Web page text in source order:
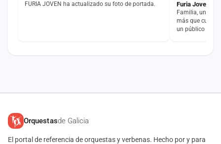
FURIA JOVEN ha actualizado su foto de portada. Furia Joven:
Familia, un año
más que cuesta
un público
Orquestasde Galicia
El portal de referencia de orquestas y verbenas. Hecho por y para